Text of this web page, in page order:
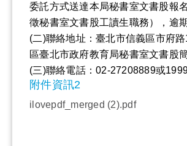
委託方式送達本局秘書室文書股報
徵秘書室文書股工讀生職務），逾
(二)聯絡地址：臺北市信義區市府
區臺北市政府教育局秘書室文書股
(三)聯絡電話：02-27208889或
附件資訊2
ilovepdf_merged (2).pdf